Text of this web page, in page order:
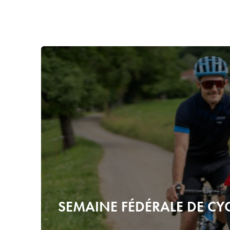
SEMAINE FÉDÉRALE DE